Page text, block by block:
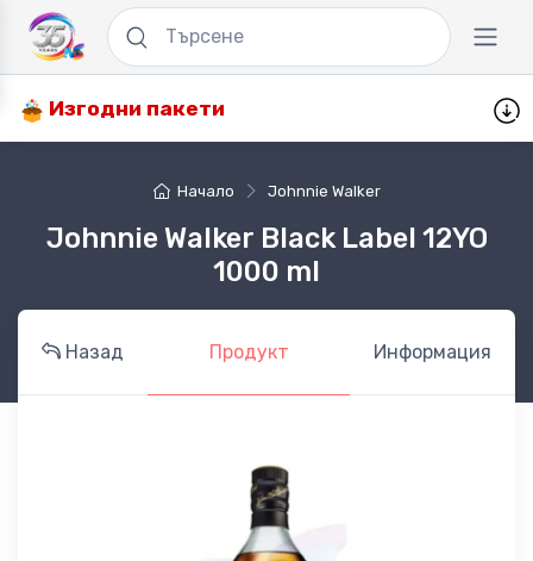
Изгодни пакети
Начало Johnnie Walker
Johnnie Walker Black Label 12YO
1000 ml
Назад Продукт Информация